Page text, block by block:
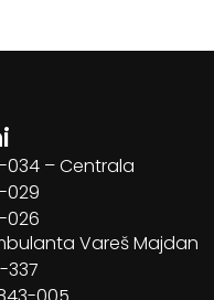
034 – Centrala
029
026
Vareš Majdan
337